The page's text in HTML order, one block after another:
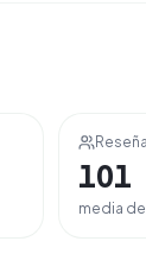
101
media